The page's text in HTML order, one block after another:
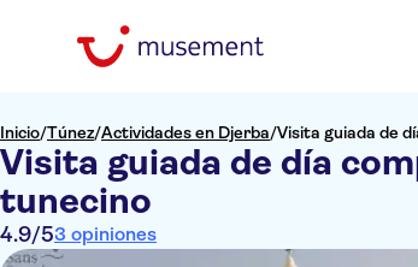
Inicio/Túnez/Actividades en Djerba/Visita guiada de
Visita guiada de día
tunecino
4.9/53 opiniones